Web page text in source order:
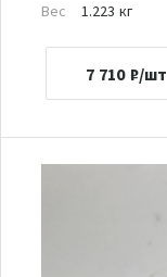
Вес
1.223 кг
7 710 ₽/шт